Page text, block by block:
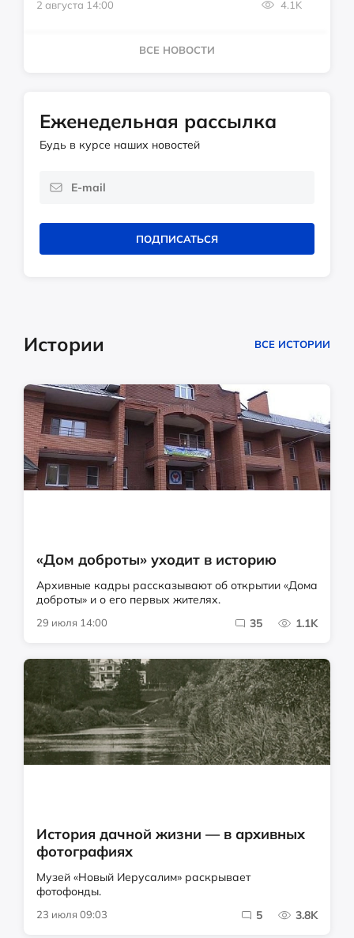
2 августа 14:00 4.1K
ВСЕ НОВОСТИ
Еженедельная рассылка
Будь в курсе наших новостей
ПОДПИСАТЬСЯ
Истории ВСЕ ИСТОРИИ
«Дом доброты» уходит в историю
Архивные кадры рассказывают об открытии «Дома
доброты» и о его первых жителях.
29 июля 14:00 35 1.1K
История дачной жизни — в архивных
фотографиях
Музей «Новый Иерусалим» раскрывает
фотофонды.
23 июля 09:03 5 3.8K